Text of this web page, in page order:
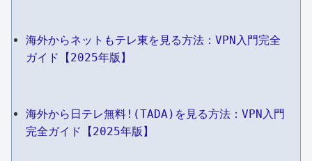
海外からネットもテレ東を見る方法：VPN入門完全
ガイド【2025年版】
海外から日テレ無料!(TADA)を見る方法：VPN入門
完全ガイド【2025年版】